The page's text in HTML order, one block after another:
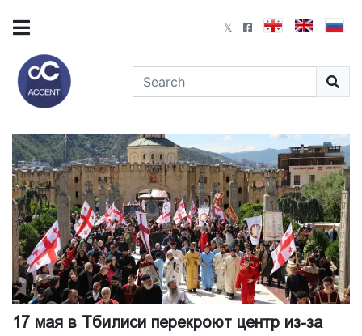
17 мая в Тбилиси перекроют центр из-за